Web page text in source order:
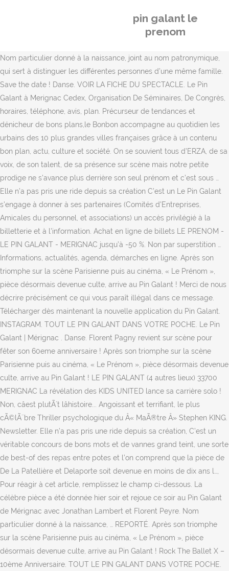
pin galant le
prenom
Nom particulier donné à la naissance, joint au nom patronymique,
qui sert à distinguer les différentes personnes d’une même famille.
Save the date ! Danse. VOIR LA FICHE DU SPECTACLE. Le Pin
Galant à Merignac Cedex, Organisation De Séminaires, De Congrès,
horaires, téléphone, avis, plan. Précurseur de tendances et
dénicheur de bons plans,le Bonbon accompagne au quotidien les
urbains des 10 plus grandes villes françaises grâce à un contenu
bon plan, actu, culture et société. On se souvient tous d’ERZA, de sa
voix, de son talent, de sa présence sur scène mais notre petite
prodige ne s'avance plus derrière son seul prénom et c’est sous …
Elle n’a pas pris une ride depuis sa création C’est un Le Pin Galant
s'engage à donner à ses partenaires (Comités d'Entreprises,
Amicales du personnel, et associations) un accès privilégié à la
billetterie et à l'information. Achat en ligne de billets LE PRENOM -
LE PIN GALANT - MERIGNAC jusqu’à -50 %. Non par superstition …
Informations, actualités, agenda, démarches en ligne. Après son
triomphe sur la scène Parisienne puis au cinéma, « Le Prénom »,
pièce désormais devenue culte, arrive au Pin Galant ! Merci de nous
décrire précisément ce qui vous paraît illégal dans ce message.
Télécharger dès maintenant la nouvelle application du Pin Galant.
INSTAGRAM. TOUT LE PIN GALANT DANS VOTRE POCHE. Le Pin
Galant | Mérignac . Danse. Florent Pagny revient sur scène pour
fêter son 60eme anniversaire ! Après son triomphe sur la scène
Parisienne puis au cinéma, « Le Prénom », pièce désormais devenue
culte, arrive au Pin Galant ! LE PIN GALANT (4 autres lieux) 33700
MERIGNAC La révélation des KIDS UNITED lance sa carrière solo !
Non, câest plutÃ´t lâhistoire... Angoissant et terrifiant, le plus
cÃ©lÃ¨bre Thriller psychologique du Â« MaÃ®tre Â» Stephen KING.
Newsletter. Elle n’a pas pris une ride depuis sa création, C’est un
véritable concours de bons mots et de vannes grand teint, une sorte
de best-of des repas entre potes et l’on comprend que la pièce de
De La Patellière et Delaporte soit devenue en moins de dix ans l…,
Pour réagir à cet article, remplissez le champ ci-dessous. La
célèbre pièce a été donnée hier soir et rejoue ce soir au Pin Galant
de Mérignac avec Jonathan Lambert et Florent Peyre. Nom
particulier donné à la naissance, … REPORTÉ. Après son triomphe
sur la scène Parisienne puis au cinéma, « Le Prénom », pièce
désormais devenue culte, arrive au Pin Galant ! Rock The Ballet X –
10ème Anniversaire. TOUT LE PIN GALANT DANS VOTRE POCHE.